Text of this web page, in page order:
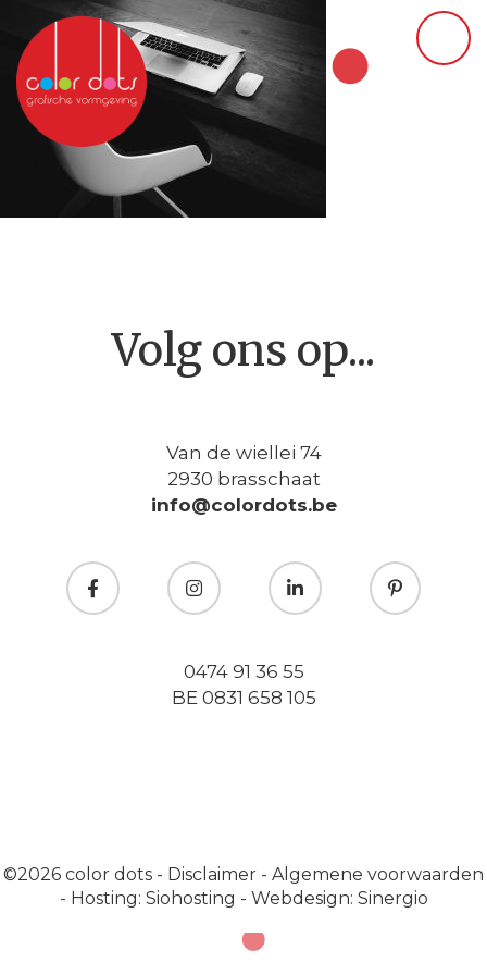
Volg ons op...
Van de wiellei 74
2930 brasschaat
info@colordots.be
0474 91 36 55
BE 0831 658 105
©2026 color dots - Disclaimer - Algemene voorwaarden
- Hosting: Siohosting - Webdesign: Sinergio